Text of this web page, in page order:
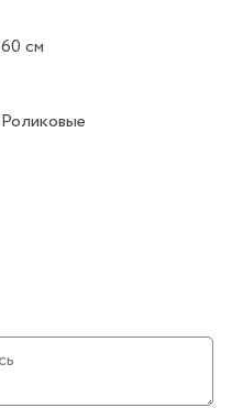
60 см
Роликовые